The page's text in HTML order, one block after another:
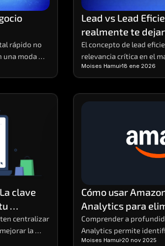
rápido no
una moda
Lead vs Lead
realmente te
El concepto de lead
relevancia crítica en el
Moises Hamui 18 ene 2026
clave
centralizar
la
Cómo usar
Analytics para
dinero y
Comprender a
Analytics permite
optimizar decisiones y
Moises Hamui 20 nov 2025